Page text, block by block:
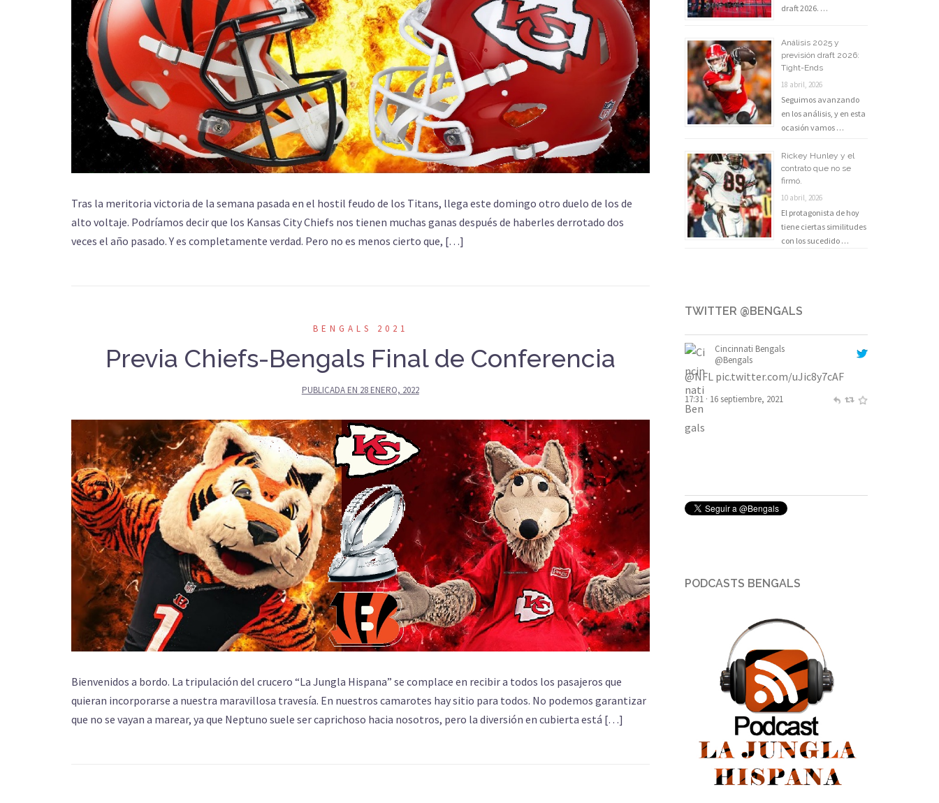
Tras la meritoria victoria de la semana pasada en el hostil feudo de los Titans, llega este domingo otro duelo de los de
alto voltaje. Podríamos decir que los Kansas City Chiefs nos tienen muchas ganas después de haberles derrotado dos
veces el año pasado. Y es completamente verdad. Pero no es menos cierto que, […]
BENGALS 2021
Previa Chiefs-Bengals Final de Conferencia
PUBLICADA EN 28 ENERO, 2022
Bienvenidos a bordo. La tripulación del crucero “La Jungla Hispana” se complace en recibir a todos los pasajeros que
quieran incorporarse a nuestra maravillosa travesía. En nuestros camarotes hay sitio para todos. No podemos garantizar
que no se vayan a marear, ya que Neptuno suele ser caprichoso hacia nosotros, pero la diversión en cubierta está […]
draft 2026. …
Análisis 2025 y
previsión draft 2026:
Tight-Ends
18 abril, 2026
Seguimos avanzando
en los análisis, y en esta
ocasión vamos …
Rickey Hunley y el
contrato que no se
firmó.
10 abril, 2026
El protagonista de hoy
tiene ciertas similitudes
con los sucedido …
TWITTER @BENGALS
Cincinnati Bengals
@Bengals
@NFL pic.twitter.com/uJic8y7cAF
17:31 · 16 septiembre, 2021
PODCASTS BENGALS